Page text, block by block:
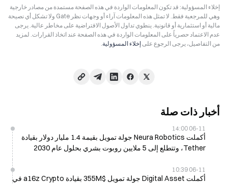
إخلاء المسؤولية: قد تكون المعلومات الواردة في هذه الصفحة مستمدة من مصادر خارجية
وهي للمرجعية فقط. لا تمثل هذه المعلومات آراء أو وجهات نظر Gate ولا تشكل أي نصيحة
مالية أو استثمارية أو قانونية. ينطوي تداول الأصول الافتراضية على مخاطر عالية. يرجى
عدم الاعتماد حصرياً على المعلومات الواردة في هذه الصفحة عند اتخاذ القرارات. لمزيد
من التفاصيل، يرجى الرجوع على إخلاء المسؤولية.
أخبار ذات صلة
06-11 14:00
أكملت Neura Robotics جولة تمويل بقيمة 1.4 مليار دولار بقيادة
Tether، وتتطلع إلى 5 ملايين روبوت بشري بحلول عام 2030
06-11 10:39
أكملت Digital Asset جولة تمويل $355M بقيادة a16z Crypto في